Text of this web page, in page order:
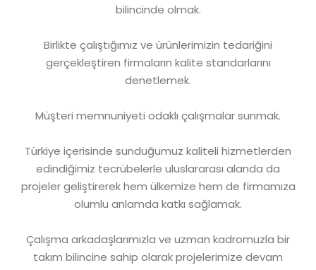
bilincinde olmak.
Birlikte çalıştığımız ve ürünlerimizin tedariğini
gerçekleştiren firmaların kalite standarlarını
denetlemek.
Müşteri memnuniyeti odaklı çalışmalar sunmak.
Türkiye içerisinde sunduğumuz kaliteli hizmetlerden
edindiğimiz tecrübelerle uluslararası alanda da
projeler geliştirerek hem ülkemize hem de firmamıza
olumlu anlamda katkı sağlamak.
Çalışma arkadaşlarımızla ve uzman kadromuzla bir
takım bilincine sahip olarak projelerimize devam